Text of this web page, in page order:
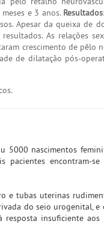
e 3 anos.
Apesar da queixa de
As relações
crescimento de pêlo
de dilatação pós-
nascimentos
pacientes encontram-
e tubas uterinas
do seio urogenital, e
insuficiente